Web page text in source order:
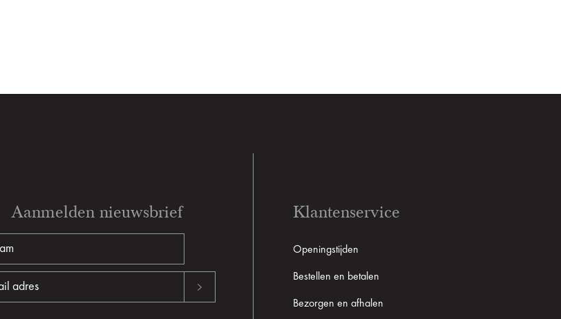
Aanmelden nieuwsbrief Klantenservice
Openingstijden
Bestellen en betalen
Bezorgen en afhalen